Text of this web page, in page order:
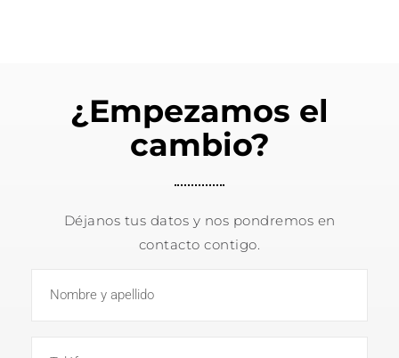
¿Empezamos el
cambio?
Déjanos tus datos y nos pondremos en
contacto contigo.